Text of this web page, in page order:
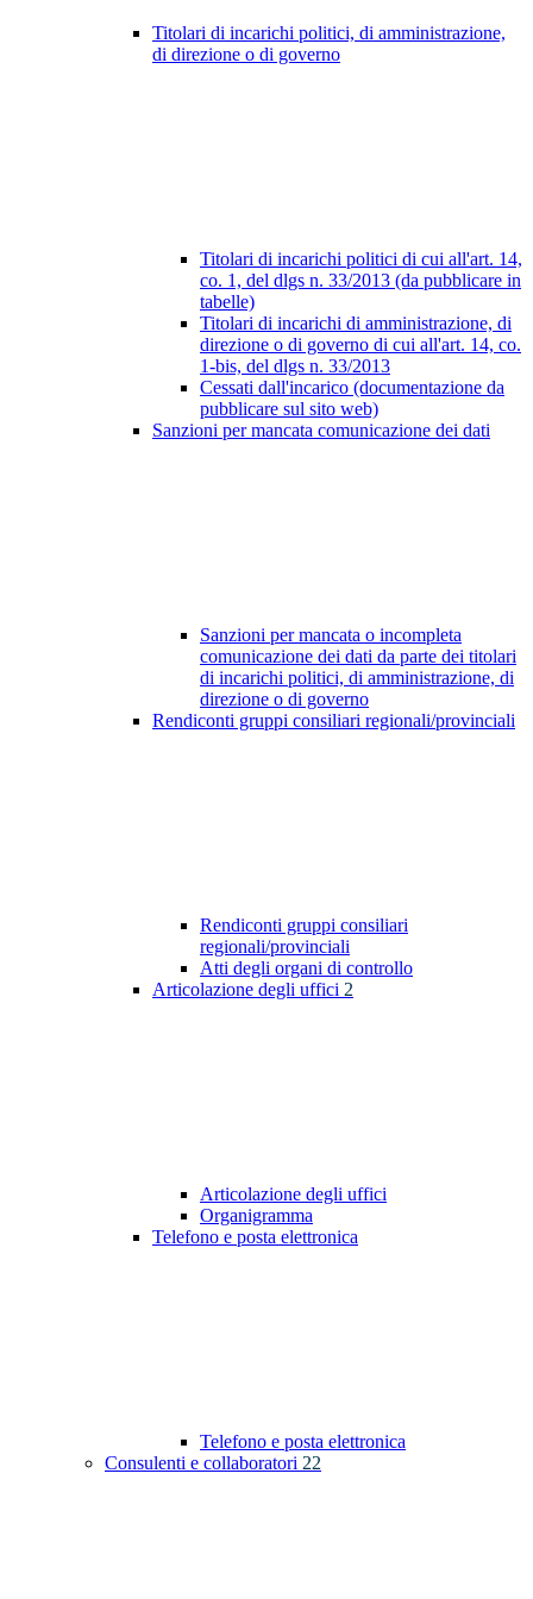
Titolari di incarichi politici, di amministrazione,
di direzione o di governo
Titolari di incarichi politici di cui all'art. 14,
co. 1, del dlgs n. 33/2013 (da pubblicare in
tabelle)
Titolari di incarichi di amministrazione, di
direzione o di governo di cui all'art. 14, co.
1-bis, del dlgs n. 33/2013
Cessati dall'incarico (documentazione da
pubblicare sul sito web)
Sanzioni per mancata comunicazione dei dati
Sanzioni per mancata o incompleta
comunicazione dei dati da parte dei titolari
di incarichi politici, di amministrazione, di
direzione o di governo
Rendiconti gruppi consiliari regionali/provinciali
Rendiconti gruppi consiliari
regionali/provinciali
Atti degli organi di controllo
Articolazione degli uffici 2
Articolazione degli uffici
Organigramma
Telefono e posta elettronica
Telefono e posta elettronica
Consulenti e collaboratori 22